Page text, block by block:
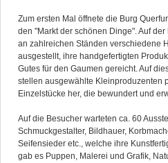
Zum ersten Mal öffnete die Burg
den "Markt der schönen Dinge". Auf
an zahlreichen Ständen verschiedene
ausgestellt, ihre handgefertigten
Gutes für den Gaumen gereicht. Auf
stellen ausgewählte Kleinproduzenten
Einzelstücke her, die bewundert und
Auf die Besucher warteten ca. 60
Schmuckgestalter, Bildhauer,
Seifensieder etc., welche ihre
gab es Puppen, Malerei und Grafik,